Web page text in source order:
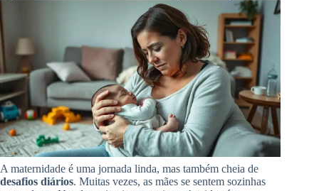
A maternidade é uma jornada linda, mas também cheia de
desafios diários. Muitas vezes, as mães se sentem sozinhas